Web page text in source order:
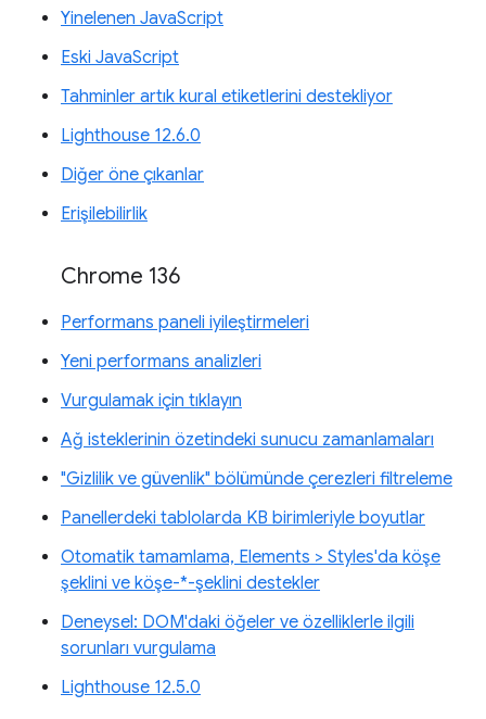
Yinelenen JavaScript
Eski JavaScript
Tahminler artık kural etiketlerini destekliyor
Lighthouse 12.6.0
Diğer öne çıkanlar
Erişilebilirlik
Chrome 136
Performans paneli iyileştirmeleri
Yeni performans analizleri
Vurgulamak için tıklayın
Ağ isteklerinin özetindeki sunucu zamanlamaları
"Gizlilik ve güvenlik" bölümünde çerezleri filtreleme
Panellerdeki tablolarda KB birimleriyle boyutlar
Otomatik tamamlama, Elements > Styles'da köşe
şeklini ve köşe-*-şeklini destekler
Deneysel: DOM'daki öğeler ve özelliklerle ilgili
sorunları vurgulama
Lighthouse 12.5.0